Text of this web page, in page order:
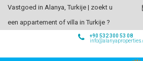
Vastgoed in Alanya, Turkije | zoekt u
een appartement of villa in Turkije ?
+90 532 300 53 08